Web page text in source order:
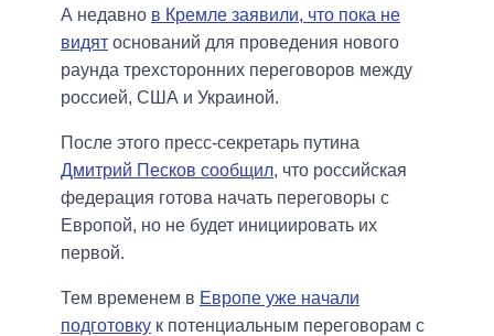
А недавно в Кремле заявили, что пока не
видят оснований для проведения нового
раунда трехсторонних переговоров между
россией, США и Украиной.
После этого пресс-секретарь путина
Дмитрий Песков сообщил, что российская
федерация готова начать переговоры с
Европой, но не будет инициировать их
первой.
Тем временем в Европе уже начали
подготовку к потенциальным переговорам с